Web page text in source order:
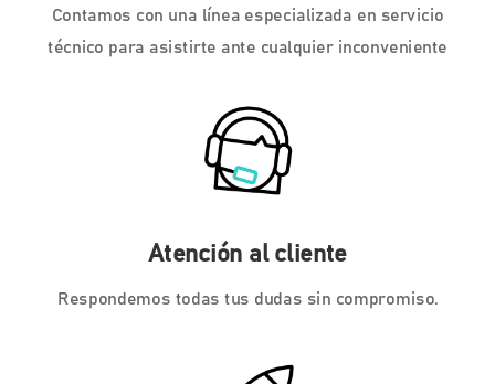
Contamos con una línea especializada en servicio
técnico para asistirte ante cualquier inconveniente
Atención al cliente
Respondemos todas tus dudas sin compromiso.